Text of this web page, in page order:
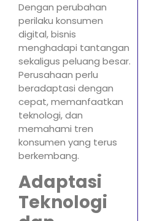
Dengan perubahan
perilaku konsumen
digital, bisnis
menghadapi tantangan
sekaligus peluang besar.
Perusahaan perlu
beradaptasi dengan
cepat, memanfaatkan
teknologi, dan
memahami tren
konsumen yang terus
berkembang.
Adaptasi
Teknologi